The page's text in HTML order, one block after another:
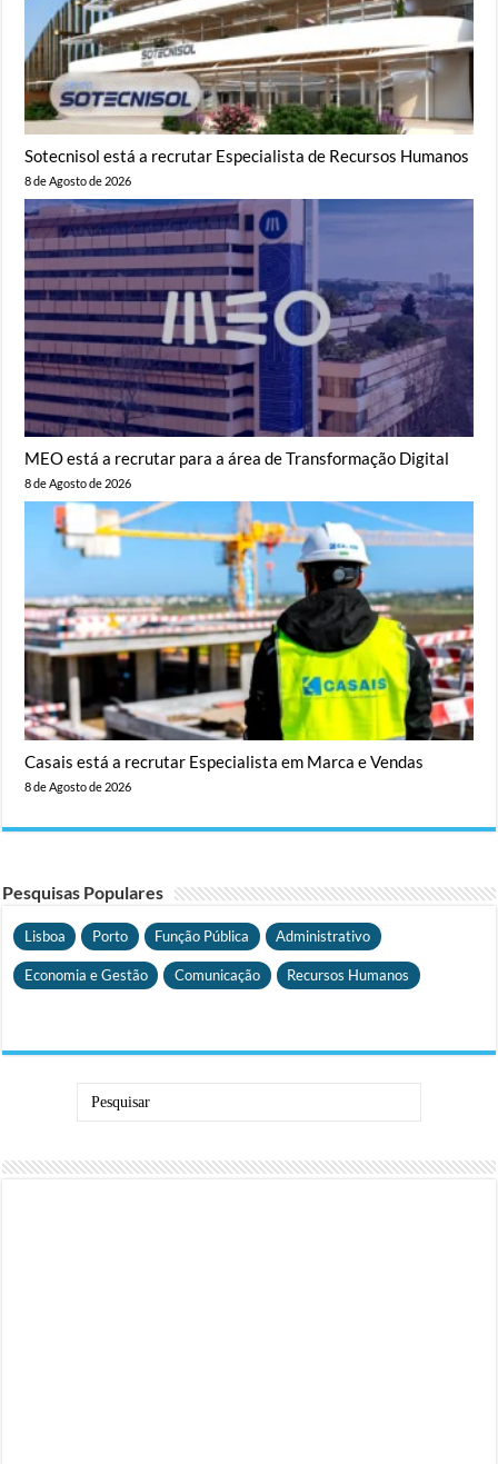
Sotecnisol está a recrutar Especialista de Recursos Humanos
8 de Agosto de 2026
MEO está a recrutar para a área de Transformação Digital
8 de Agosto de 2026
Casais está a recrutar Especialista em Marca e Vendas
8 de Agosto de 2026
Pesquisas Populares
Lisboa Porto Função Pública Administrativo
Economia e Gestão Comunicação Recursos Humanos